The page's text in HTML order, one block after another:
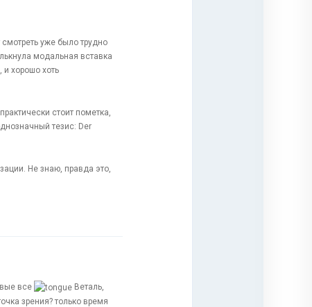
уже было трудно
модальная вставка
хорошо хоть
стоит пометка,
тезис: Der
Не знаю, правда это,
все
Веталь,
зрения? только время